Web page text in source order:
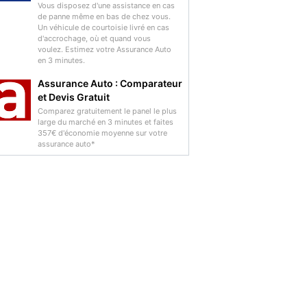
Vous disposez d'une assistance en cas
de panne même en bas de chez vous.
Un véhicule de courtoisie livré en cas
d'accrochage, où et quand vous
voulez. Estimez votre Assurance Auto
en 3 minutes.
Assurance Auto : Comparateur
et Devis Gratuit
Comparez gratuitement le panel le plus
large du marché en 3 minutes et faites
357€ d'économie moyenne sur votre
assurance auto*